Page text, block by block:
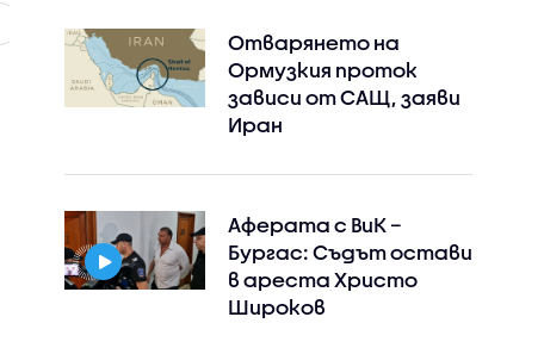
Отварянето на
Ормузкия проток
зависи от САЩ, заяви
Иран
Аферата с ВиК –
Бургас: Съдът остави
в ареста Христо
Широков